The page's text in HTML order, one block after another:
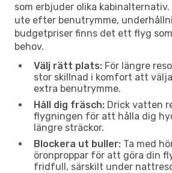
som erbjuder olika
ute efter benutrymme,
budgetpriser finns det ett flyg
behov.
Välj rätt plats: För längre
stor skillnad i komfort att
extra benutrymme.
Håll dig fräsch: Drick vatten
flygningen för att hålla dig
längre sträckor.
Blockera ut buller: Ta med
öronproppar för att göra din
fridfull, särskilt under